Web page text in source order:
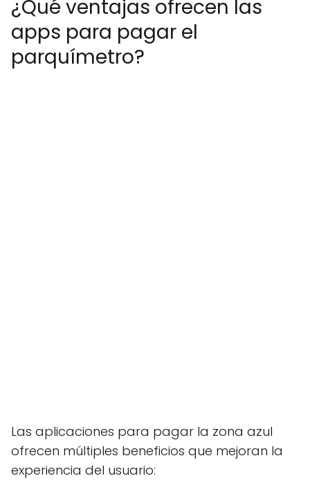
¿Qué ventajas ofrecen las
apps para pagar el
parquímetro?
Las aplicaciones para pagar la zona azul
ofrecen múltiples beneficios que mejoran la
experiencia del usuario: